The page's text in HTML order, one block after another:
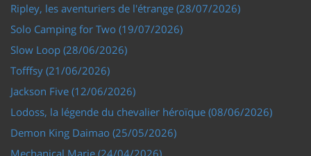
Ripley, les aventuriers de l'étrange (28/07/2026)
Solo Camping for Two (19/07/2026)
Slow Loop (28/06/2026)
Tofffsy (21/06/2026)
Jackson Five (12/06/2026)
Lodoss, la légende du chevalier héroïque (08/06/2026)
Demon King Daimao (25/05/2026)
Mechanical Marie (24/04/2026)